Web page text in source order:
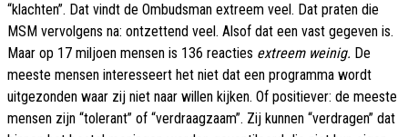
“klachten”. Dat vindt de Ombudsman extreem veel. Dat praten die
MSM vervolgens na: ontzettend veel. Alsof dat een vast gegeven is.
Maar op 17 miljoen mensen is 136 reacties extreem weinig. De
meeste mensen interesseert het niet dat een programma wordt
uitgezonden waar zij niet naar willen kijken. Of positiever: de meeste
mensen zijn “tolerant” of “verdraagzaam”. Zij kunnen “verdragen” dat